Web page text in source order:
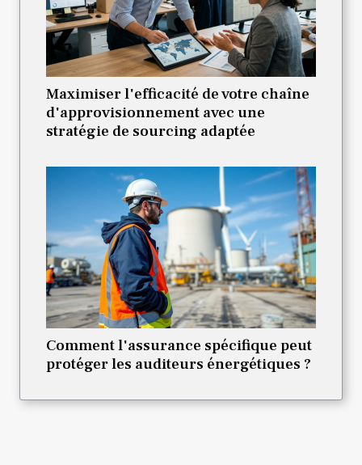
Maximiser l'efficacité de votre chaîne
d'approvisionnement avec une
stratégie de sourcing adaptée
Comment l'assurance spécifique peut
protéger les auditeurs énergétiques ?